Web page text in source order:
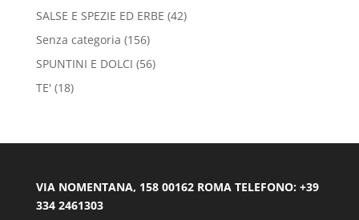
SALSE E SPEZIE ED ERBE (42)
Senza categoria (156)
SPUNTINI E DOLCI (56)
TE' (18)
VIA NOMENTANA, 158 00162 ROMA TELEFONO: +39
334 2461303